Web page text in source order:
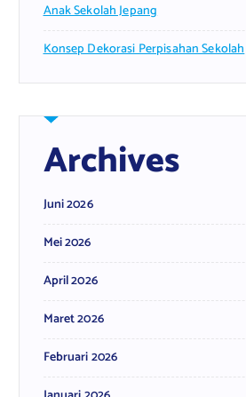
Anak Sekolah Jepang
Konsep Dekorasi Perpisahan Sekolah
Archives
Juni 2026
Mei 2026
April 2026
Maret 2026
Februari 2026